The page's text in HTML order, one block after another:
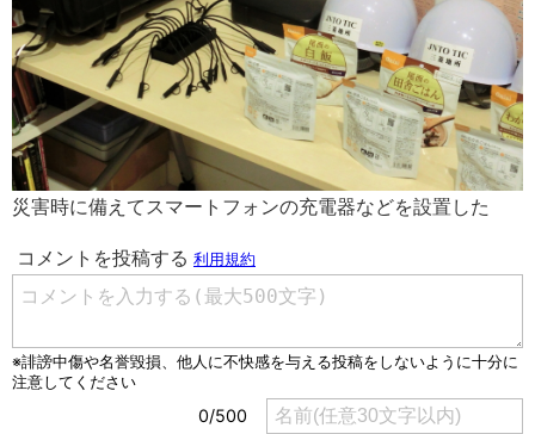
災害時に備えてスマートフォンの充電器などを設置した